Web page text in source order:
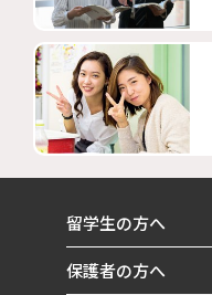
留学生の方へ
保護者の方へ